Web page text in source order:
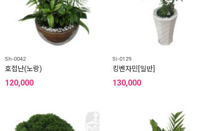
Sh-0042
호접난(노랑)
120,000
Si-0129
킹벤자민[일반]
130,000